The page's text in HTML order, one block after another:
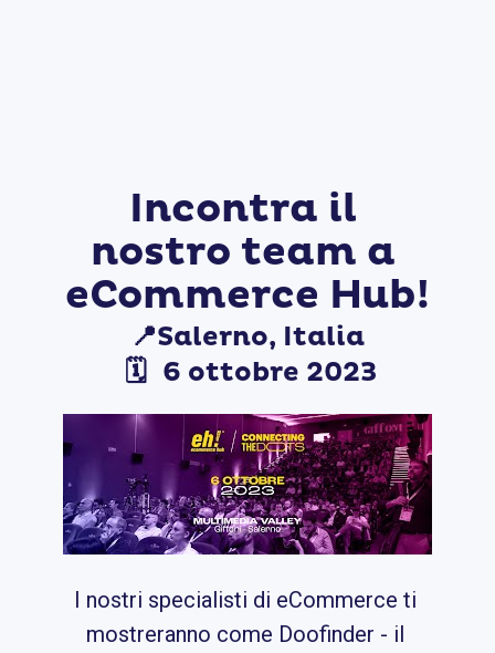
Incontra il
nostro team a
eCommerce Hub!
📍Salerno, Italia
🗓️ 6 ottobre 2023
I nostri specialisti di eCommerce ti
mostreranno come Doofinder - il